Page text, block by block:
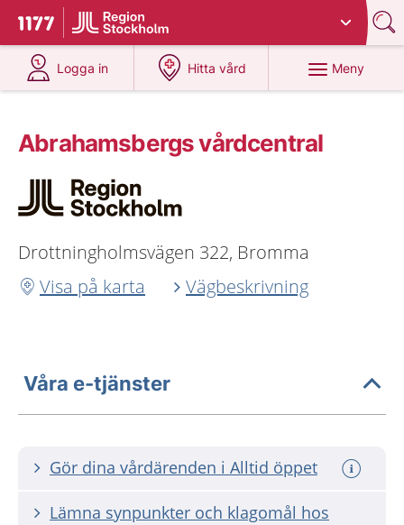
Till startsidan för 1177
Du har valt region
Logga in
på 1177.se
Hitta vård
på 1177.se
Meny
Abrahamsbergs vårdcentral
Drottningholmsvägen 322, Bromma
Visa på karta
Vägbeskrivning
Våra e-tjänster
Gör dina vårdärenden i Alltid öppet
Lämna synpunkter och klagomål hos